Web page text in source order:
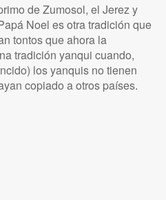
de Zumosol, el Jerez y
Noel es otra tradición que
tontos que ahora la
tradición yanqui cuando,
los yanquis no tienen
copiado a otros países.